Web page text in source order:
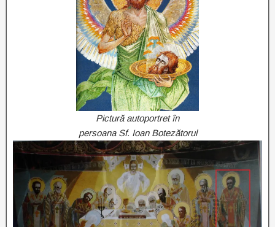
Pictură autoportret în
persoana Sf. Ioan Botezătorul